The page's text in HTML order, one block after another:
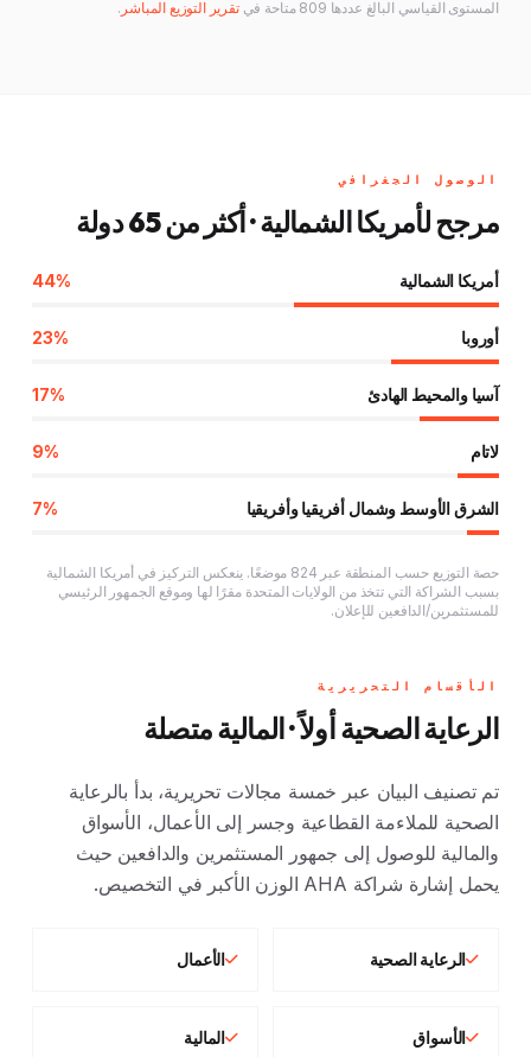
المستوى القياسي البالغ عددها 809 متاحة في تقرير التوزيع المباشر .
الوصول الجغرافي
مرجح لأمريكا الشمالية · أكثر من 65 دولة
أمريكا الشمالية 44%
أوروبا 23%
آسيا والمحيط الهادئ 17%
لاتام 9%
الشرق الأوسط وشمال أفريقيا وأفريقيا 7%
حصة التوزيع حسب المنطقة عبر 824 موضعًا. ينعكس التركيز في أمريكا الشمالية
بسبب الشراكة التي تتخذ من الولايات المتحدة مقرًا لها وموقع الجمهور الرئيسي
للمستثمرين/الدافعين للإعلان.
الأقسام التحريرية
الرعاية الصحية أولاً · المالية متصلة
تم تصنيف البيان عبر خمسة مجالات تحريرية، بدأ بالرعاية
الصحية للملاءمة القطاعية وجسر إلى الأعمال، الأسواق
والمالية للوصول إلى جمهور المستثمرين والدافعين حيث
يحمل إشارة شراكة AHA الوزن الأكبر في التخصيص.
الرعاية الصحية الأعمال
الأسواق المالية